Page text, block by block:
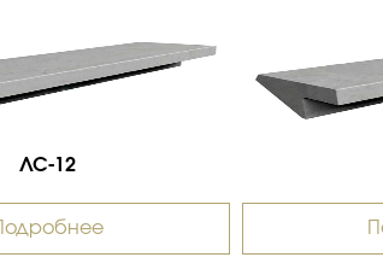
ЛС-12
Подробнее